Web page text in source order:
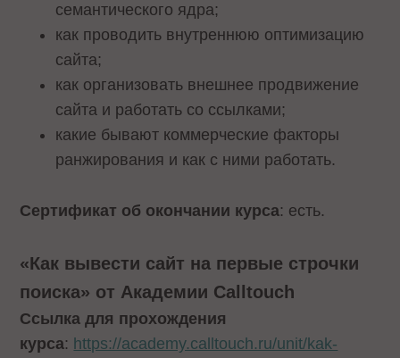
семантического ядра;
как проводить внутреннюю оптимизацию
сайта;
как организовать внешнее продвижение
сайта и работать со ссылками;
какие бывают коммерческие факторы
ранжирования и как с ними работать.
Сертификат об окончании курса: есть.
«Как вывести сайт на первые строчки
поиска» от Академии Calltouch
Ссылка для прохождения
курса: https://academy.calltouch.ru/unit/kak-